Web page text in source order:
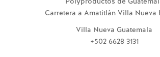
Carretera a Amatitlán Villa Nueva
Villa Nueva Guatemala
+502 6628 3131